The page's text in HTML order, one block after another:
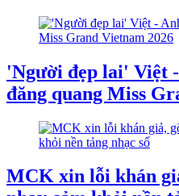
'Người đẹp lai' Việt
đăng quang Miss
MCK xin lỗi khán